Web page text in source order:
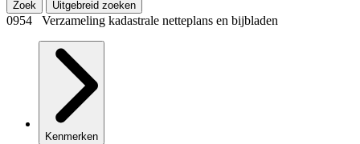
Zoek Uitgebreid zoeken
0954 Verzameling kadastrale netteplans en bijbladen
Kenmerken